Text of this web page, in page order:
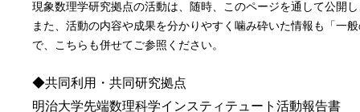
現象数理学研究拠点の活動は、随時、このページを通して公開
また、活動の内容や成果を分かりやすく噛み砕いた情報も「一
で、こちらも併せてご参照ください。
◆共同利用・共同研究拠点
明治大学先端数理科学インスティテュート活動報告書